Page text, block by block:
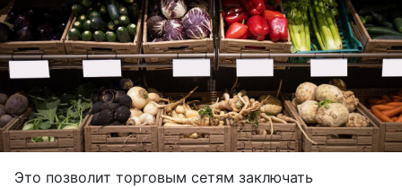
Это позволит торговым сетям заключать